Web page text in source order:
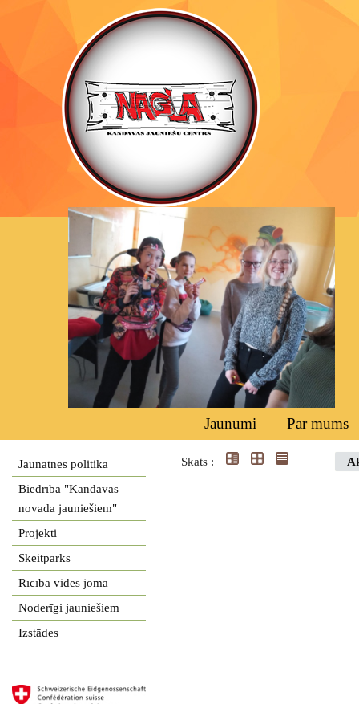
Jaunumi Par mums
Jaunatnes politika
Biedrība "Kandavas
novada jauniešiem"
Projekti
Skeitparks
Rīcība vides jomā
Noderīgi jauniešiem
Izstādes
Skats :